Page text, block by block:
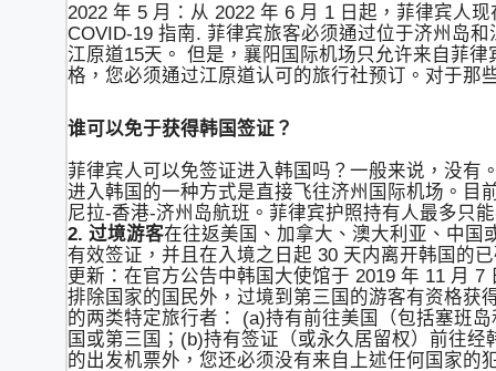
2022 年 5 月：从 2022 年 6 月 1 日起，菲律宾人
COVID-19 指南. 菲律宾旅客必须通过位于济州岛
江原道15天。 但是，襄阳国际机场只允许来自菲
格，您必须通过江原道认可的旅行社预订。对于那
谁可以免于获得韩国签证？
菲律宾人可以免签证进入韩国吗？一般来说，没有
进入韩国的一种方式是直接飞往济州国际机场。目
尼拉-香港-济州岛航班。菲律宾护照持有人最多只
2. 过境游客在往返美国、加拿大、澳大利亚、中国
有效签证，并且在入境之日起 30 天内离开韩国的
更新：在官方公告中韩国大使馆于 2019 年 11 月
排除国家的国民外，过境到第三国的游客有资格获
的两类特定旅行者： (a)持有前往美国（包括塞班
国或第三国；(b)持有签证（或永久居留权）前往
的出发机票外，您还必须没有来自上述任何国家的